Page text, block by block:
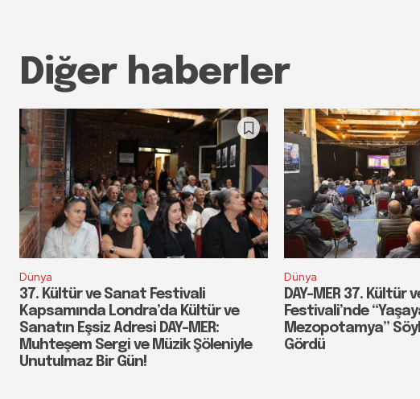
Diğer haberler
Dünya
37. Kültür ve Sanat Festivali
Kapsamında Londra’da Kültür ve
Sanatın Eşsiz Adresi DAY-MER:
Muhteşem Sergi ve Müzik Şöleniyle
Unutulmaz Bir Gün!
Dünya
DAY-MER 37. Kültür
Festivali’nde
Mezopotamya”
Gördü